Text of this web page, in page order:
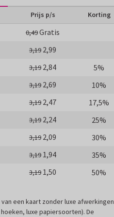
Prijs p/s Korting
0,49Gratis
3,19 2,99
3,19 2,84
5%
3,19 2,69
10%
3,19 2,47
17,5%
3,19 2,24
25%
3,19 2,09
30%
3,19 1,94
35%
3,19 1,50 50%
een kaart zonder luxe afwerkingen
luxe papiersoorten). De